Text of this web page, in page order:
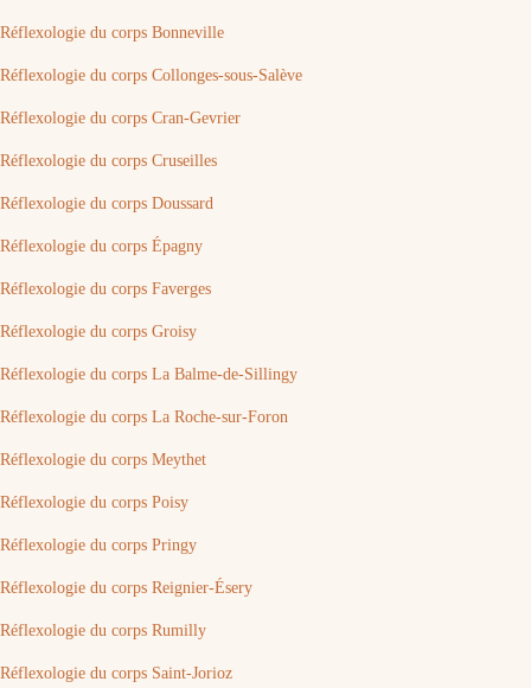
Réflexologie du corps Bonneville
Réflexologie du corps Collonges-sous-Salève
Réflexologie du corps Cran-Gevrier
Réflexologie du corps Cruseilles
Réflexologie du corps Doussard
Réflexologie du corps Épagny
Réflexologie du corps Faverges
Réflexologie du corps Groisy
Réflexologie du corps La Balme-de-Sillingy
Réflexologie du corps La Roche-sur-Foron
Réflexologie du corps Meythet
Réflexologie du corps Poisy
Réflexologie du corps Pringy
Réflexologie du corps Reignier-Ésery
Réflexologie du corps Rumilly
Réflexologie du corps Saint-Jorioz